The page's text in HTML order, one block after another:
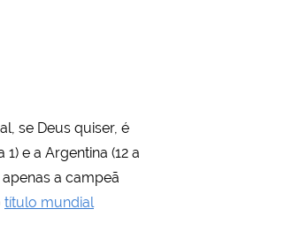
se Deus quiser, é
e a Argentina (12 a
apenas a campeã
título mundial